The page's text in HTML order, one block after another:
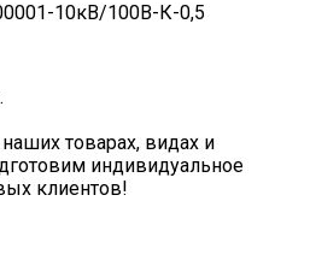
10кВ/100В-К-0,5
товарах, видах и
индивидуальное
клиентов!